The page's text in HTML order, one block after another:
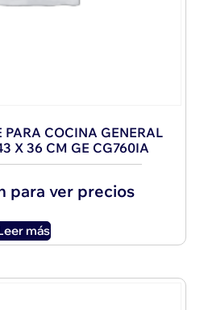
PARA COCINA GENERAL
X 36 CM GE CG760IA
para ver precios
más